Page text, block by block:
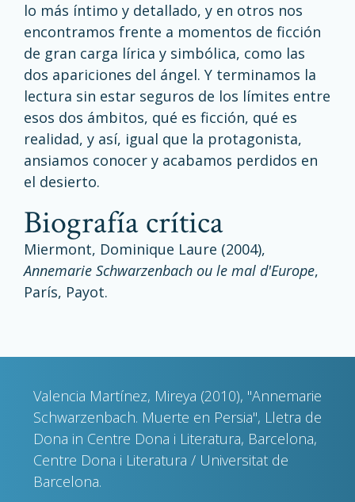
lo más íntimo y detallado, y en otros nos
encontramos frente a momentos de ficción
de gran carga lírica y simbólica, como las
dos apariciones del ángel. Y terminamos la
lectura sin estar seguros de los límites entre
esos dos ámbitos, qué es ficción, qué es
realidad, y así, igual que la protagonista,
ansiamos conocer y acabamos perdidos en
el desierto.
biografía crítica
Miermont, Dominique Laure (2004),
Annemarie Schwarzenbach ou le mal d'Europe,
París, Payot.
Valencia Martínez, Mireya (2010), "Annemarie
Schwarzenbach. Muerte en Persia", Lletra de
Dona in Centre Dona i Literatura, Barcelona,
Centre Dona i Literatura / Universitat de
Barcelona.